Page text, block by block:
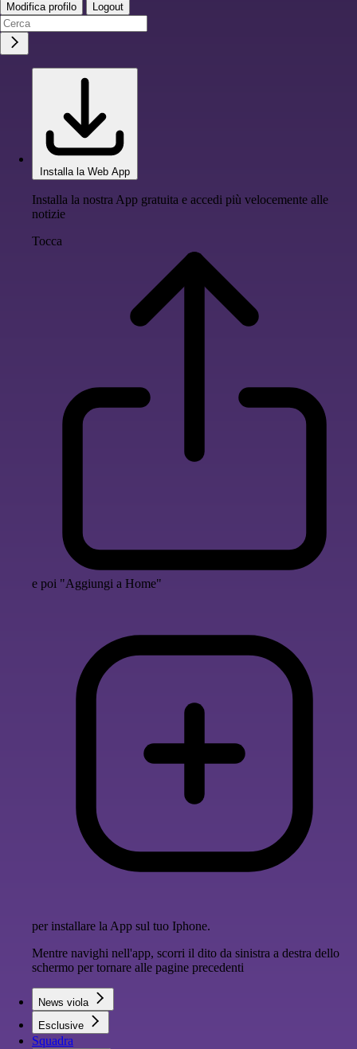
Modifica profilo Logout
Installa la Web App
Installa la nostra App gratuita e accedi più velocemente alle
notizie
Tocca
e poi "Aggiungi a Home"
per installare la App sul tuo Iphone.
Mentre navighi nell'app, scorri il dito da sinistra a destra dello
schermo per tornare alle pagine precedenti
News viola
Esclusive
Squadra